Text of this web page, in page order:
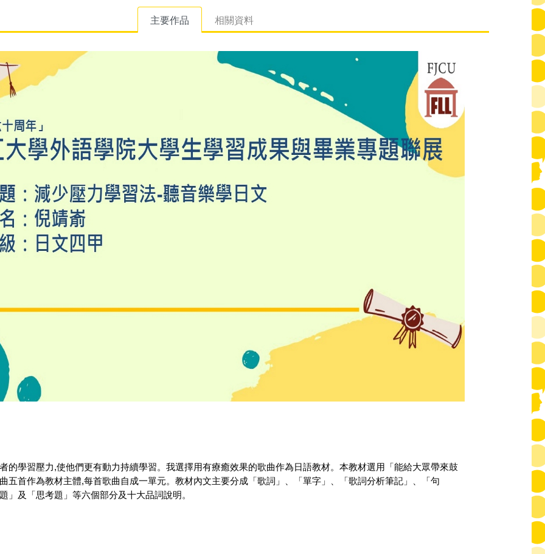
主要作品 相關資料
的學習壓力,使他們更有動力持續學習。我選擇用有療癒效果的歌曲作為日語教材。本教材選用「能給大眾帶來鼓
五首作為教材主體,每首歌曲自成一單元。教材內文主要分成「歌詞」、「單字」、「歌詞分析筆記」、「句
」及「思考題」等六個部分及十大品詞說明。